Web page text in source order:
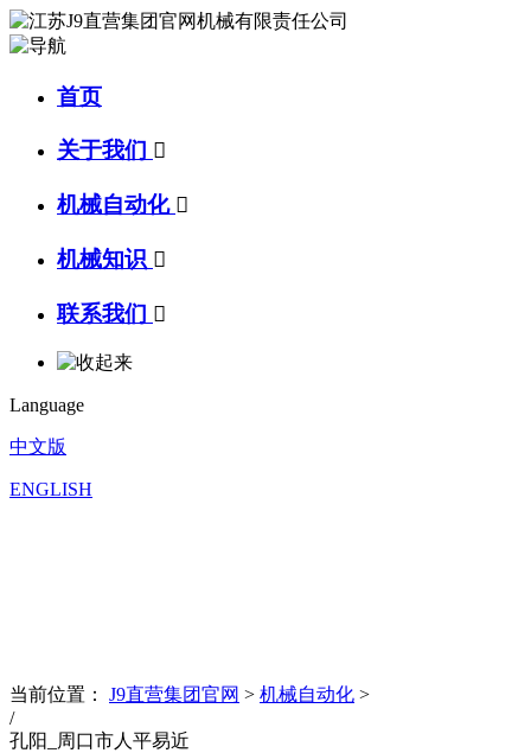
首页
关于我们 
机械自动化 
机械知识 
联系我们 
Language
中文版
ENGLISH
当前位置： J9直营集团官网 > 机械自动化 >
/
孔阳_周口市人平易近